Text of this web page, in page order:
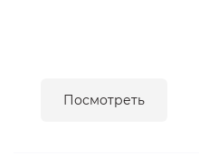
Посмотреть